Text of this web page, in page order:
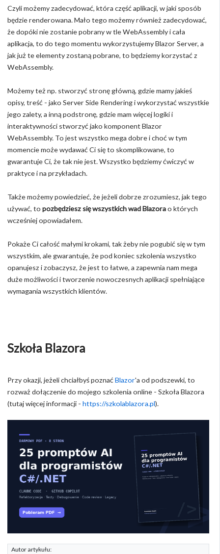
Czyli możemy zadecydować, która część aplikacji, w jaki sposób
będzie renderowana. Mało tego możemy również zadecydować,
że dopóki nie zostanie pobrany w tle WebAssembly i cała
aplikacja, to do tego momentu wykorzystujemy Blazor Server, a
jak już te elementy zostaną pobrane, to będziemy korzystać z
WebAssembly.
Możemy też np. stworzyć stronę główną, gdzie mamy jakieś
opisy, treść - jako Server Side Rendering i wykorzystać wszystkie
jego zalety, a inną podstronę, gdzie mam więcej logiki i
interaktywności stworzyć jako komponent Blazor
WebAssembly. To jest wszystko mega dobre i choć w tym
momencie może wydawać Ci się to skomplikowane, to
gwarantuje Ci, że tak nie jest. Wszystko będziemy ćwiczyć w
praktyce i na przykładach.
Także możemy powiedzieć, że jeżeli dobrze zrozumiesz, jak tego
używać, to pozbędziesz się wszystkich wad Blazorao których
wcześniej opowiadałem.
Pokaże Ci całość małymi krokami, tak żeby nie pogubić się w tym
wszystkim, ale gwarantuje, że pod koniec szkolenia wszystko
opanujesz i zobaczysz, że jest to łatwe, a zapewnia nam mega
duże możliwości i tworzenie nowoczesnych aplikacji spełniające
wymagania wszystkich klientów.
Szkoła Blazora
Przy okazji, jeżeli chciałbyś poznać Blazor'a od podszewki, to
rozważ dołączenie do mojego szkolenia online - Szkoła Blazora
(tutaj więcej informacji - https://szkolablazora.pl).
Autor artykułu: